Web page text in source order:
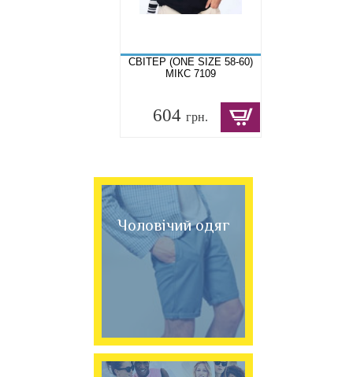
СВІТЕР (ONE SIZE 58-60)
МІКС 7109
604 грн.
Чоловічий одяг